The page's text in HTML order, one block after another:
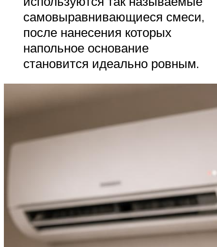
самовыравнивающиеся смеси,
после нанесения которых
напольное основание
становится идеально ровным.